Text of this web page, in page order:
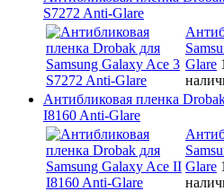
S7272 Anti-Glare
Glare
Антибликовая пленка
I8160 Anti-Glare
Glare